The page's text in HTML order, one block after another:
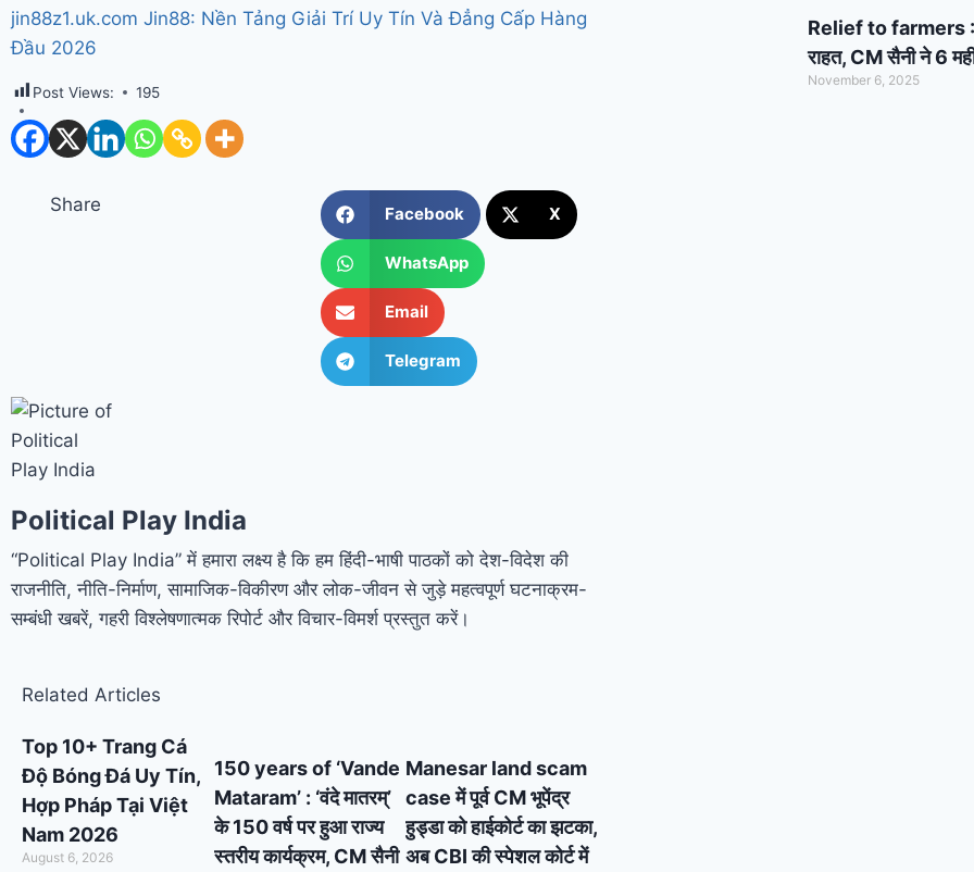
jin88z1.uk.com Jin88: Nền Tảng Giải Trí Uy Tín Và Đẳng Cấp Hàng
Đầu 2026
Post Views: 195
Share Facebook X
WhatsApp
Email
Telegram
Political Play India
“Political Play India” में हमारा लक्ष्य है कि हम हिंदी-भाषी पाठकों को देश-विदेश की
राजनीति, नीति-निर्माण, सामाजिक-विकीरण और लोक-जीवन से जुड़े महत्वपूर्ण घटनाक्रम-
सम्बंधी खबरें, गहरी विश्लेषणात्मक रिपोर्ट और विचार-विमर्श प्रस्तुत करें।
Related Articles
Top 10+ Trang Cá
Độ Bóng Đá Uy Tín,
Hợp Pháp Tại Việt
Nam 2026
August 6, 2026
150 years of ‘Vande
Mataram’ : ‘वंदे मातरम्’
के 150 वर्ष पर हुआ राज्य
स्तरीय कार्यक्रम, CM सैनी
Manesar land scam
case में पूर्व CM भूपेंद्र
हुड्डा को हाईकोर्ट का झटका,
अब CBI की स्पेशल कोर्ट में
Relief to farmers :
राहत, CM सैनी ने 6
November 6, 2025